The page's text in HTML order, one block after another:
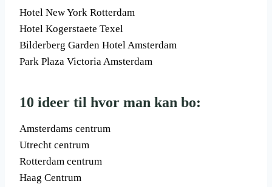
Hotel New York Rotterdam
Hotel Kogerstaete Texel
Bilderberg Garden Hotel Amsterdam
Park Plaza Victoria Amsterdam
10 ideer til hvor man kan bo:
Amsterdams centrum
Utrecht centrum
Rotterdam centrum
Haag Centrum